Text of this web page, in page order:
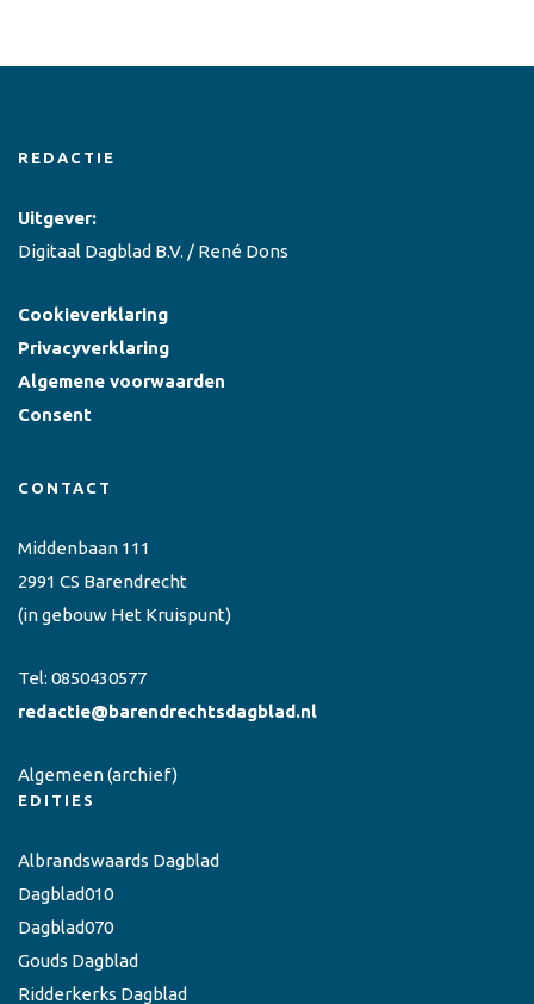
REDACTIE
Uitgever:
Digitaal Dagblad B.V. / René Dons
Cookieverklaring
Privacyverklaring
Algemene voorwaarden
Consent
CONTACT
Middenbaan 111
2991 CS Barendrecht
(in gebouw Het Kruispunt)
Tel: 0850430577
redactie@barendrechtsdagblad.nl
Algemeen(archief)
EDITIES
Albrandswaards Dagblad
Dagblad010
Dagblad070
Gouds Dagblad
Ridderkerks Dagblad